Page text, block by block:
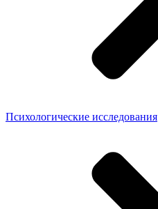
Психологические исследования